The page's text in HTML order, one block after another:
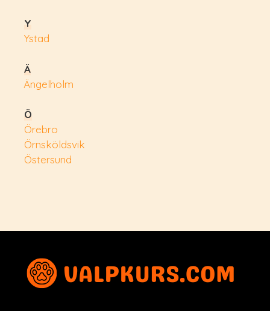
Y
Ystad
Ä
Ängelholm
Ö
Örebro
Örnsköldsvik
Östersund